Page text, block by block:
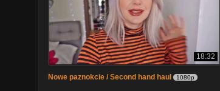
18:32
Nowe paznokcie / Second hand haul 1080p